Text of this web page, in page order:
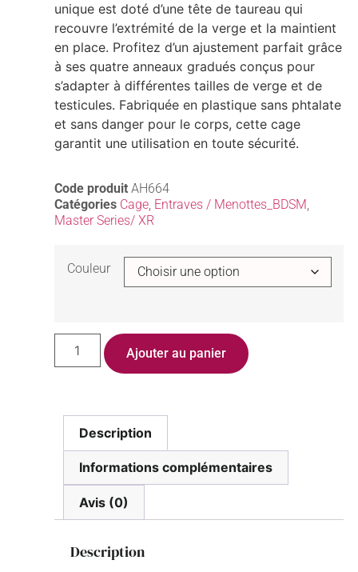
unique est doté d’une tête de taureau qui
recouvre l’extrémité de la verge et la maintient
en place. Profitez d’un ajustement parfait grâce
à ses quatre anneaux gradués conçus pour
s’adapter à différentes tailles de verge et de
testicules. Fabriquée en plastique sans phtalate
et sans danger pour le corps, cette cage
garantit une utilisation en toute sécurité.
Code produit AH664
Catégories Cage, Entraves / Menottes_BDSM
Master Series/ XR
Couleur
Ajouter au panier
Description
Informations complémentaires
Avis (0)
Description